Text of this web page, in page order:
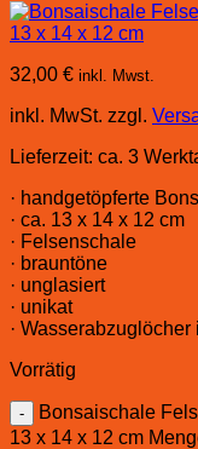
32,00 € inkl. Mwst.
inkl. MwSt. zzgl.
Lieferzeit: ca. 3
· handgetöpferte
· ca. 13 x 14 x 12 cm
· Felsenschale
· brauntöne
· unglasiert
· unikat
· Wasserabzuglöcher
Vorrätig
Bonsaischale
13 x 14 x 12 cm